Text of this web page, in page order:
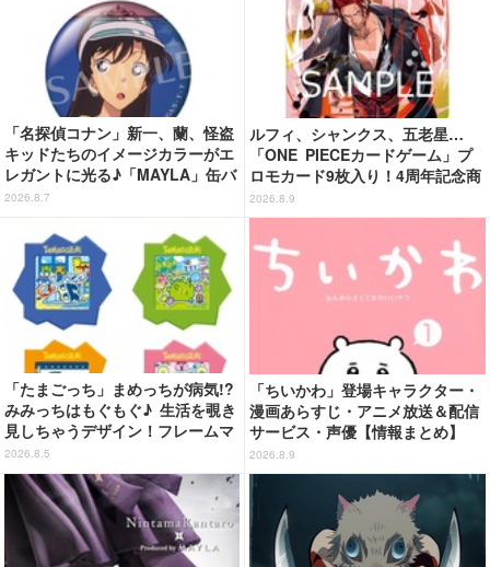
「名探偵コナン」新一、蘭、怪盗
キッドたちのイメージカラーがエ
レガントに光る♪「MAYLA」缶バ
ッジの全種セットがお得に！【3
0％オフセール】
2026.8.7
ルフィ、シャンクス、五老星…
「ONE PIECEカードゲーム」プ
ロモカード9枚入り！4周年記念商
品が抽選販売【9月2日23時まで】
2026.8.9
「たまごっち」まめっちが病気!?
みみっちはもぐもぐ♪ 生活を覗き
見しちゃうデザイン！フレームマ
グネット「ぴたっとフレーム」登
場☆
2026.8.5
「ちいかわ」登場キャラクター・
漫画あらすじ・アニメ放送＆配信
サービス・声優【情報まとめ】
2026.8.9